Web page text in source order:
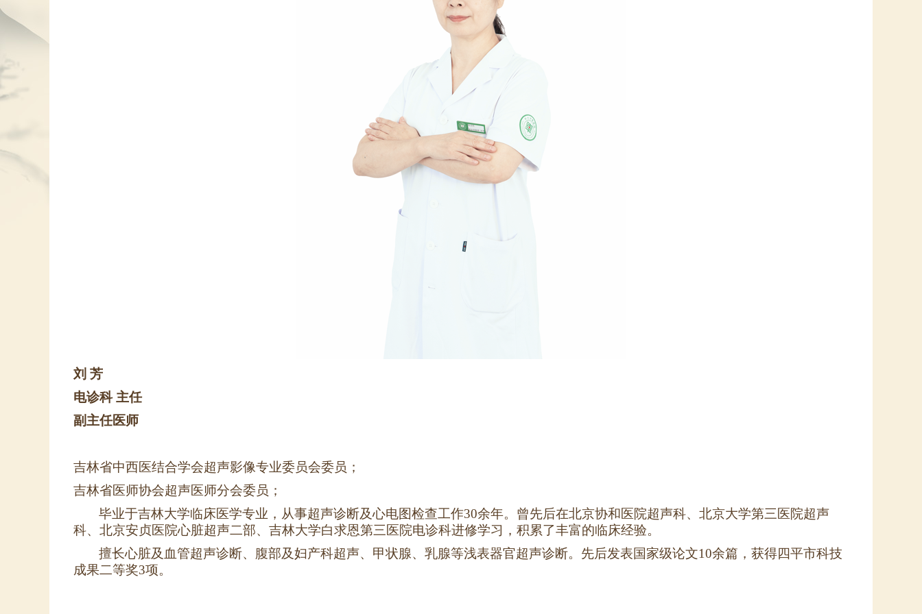
刘 芳
电诊科 主任
副主任医师
吉林省中西医结合学会超声影像专业委员会委员；
吉林省医师协会超声医师分会委员 ；
毕业于吉林大学临床医学专业，从事超声诊断及心电图检查工作30余年。曾先后在北京协和医院超声科、北京大学第三医院超声
科、北京安贞医院心脏超声二部、 吉林大学白求恩第三医院电诊科进修学习，积累了丰富的临床经验。
擅长心脏及血管超声诊断、腹部及妇产科超声、甲状腺、乳腺等浅表器官超声诊断。先后发表国家级论文10余篇，获得四平市科技
成果二等奖3项。